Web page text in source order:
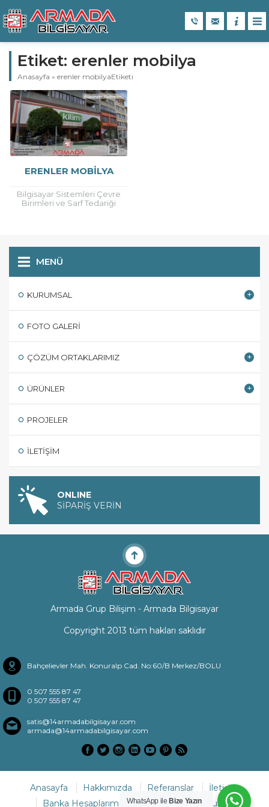
Etiket: erenler mobilya
Anasayfa » erenler mobilyaEtiketi
ERENLER MOBİLYA
Bilgisayar Sistemleri Çevre
Birimleri ve Sarf Tedariği
MENÜ
KURUMSAL
FOTO GALERI
ÇÖZÜM ORTAKLARIMIZ
ÜRÜNLER
PROJELER
İLETIŞIM
ONLINE
SİPARİŞ VERİN
Armada Grup Bilişim - Armada Bilgisayar
Copyright 2013 tüm hakları saklıdır
Bahçelievler Mah. Konuralp Cad. No:60/B Merkez/BOLU
0 507 555 87 47
0 507 555 87 47
satis@14armadabilgisayar.com
armada@14armadabilgisayar.com
Anasayfa Hakkımızda Referanslar
İletişim
Banka Hesaplarımız
Sıkça Sorulan Sorular
WhatsApp ile Bize Yazın